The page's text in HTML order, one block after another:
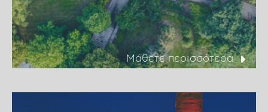
Μάθετε περισσότερα